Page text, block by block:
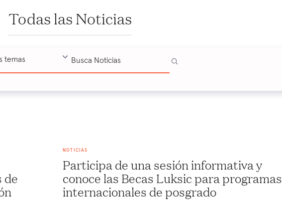
Todas las Noticias
temas
de
NOTICIAS
Participa de una sesión informativa y
conoce las Becas Luksic para programas
internacionales de posgrado